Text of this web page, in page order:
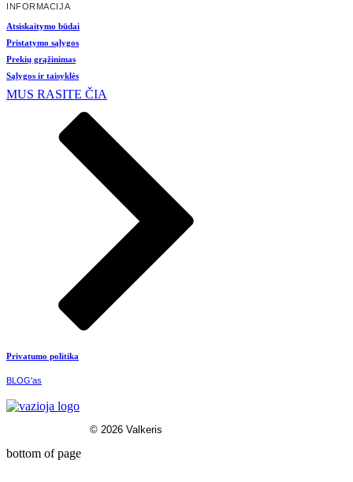
INFORMACIJA
Atsiskaitymo būdai
Pristatymo sąlygos
Prekių grąžinimas
Sąlygos ir taisyklės
MUS RASITE ČIA
Privatumo politika
BLOG'as
© 2026 Valkeris
bottom of page